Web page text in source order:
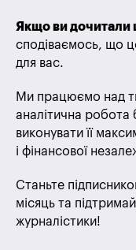
Якщо ви дочитали
сподіваємось, що
для вас.
Ми працюємо над
аналітична робота
виконувати її
і фінансової
Станьте
місяць та
журналістики!